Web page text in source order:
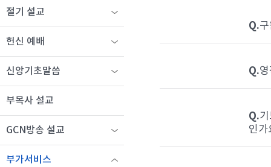
Q.
Q.
Q.
인가
절기 설교
헌신 예배
신앙기초말씀
부목사 설교
GCN방송 설교
부가서비스